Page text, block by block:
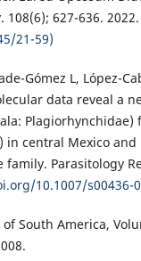
108(6); 627-636. 2022.
21-59)
Gómez L, López-
data reveal a
Plagiorhynchidae)
in central Mexico
Parasitology
10.1007/s00436-
South America,